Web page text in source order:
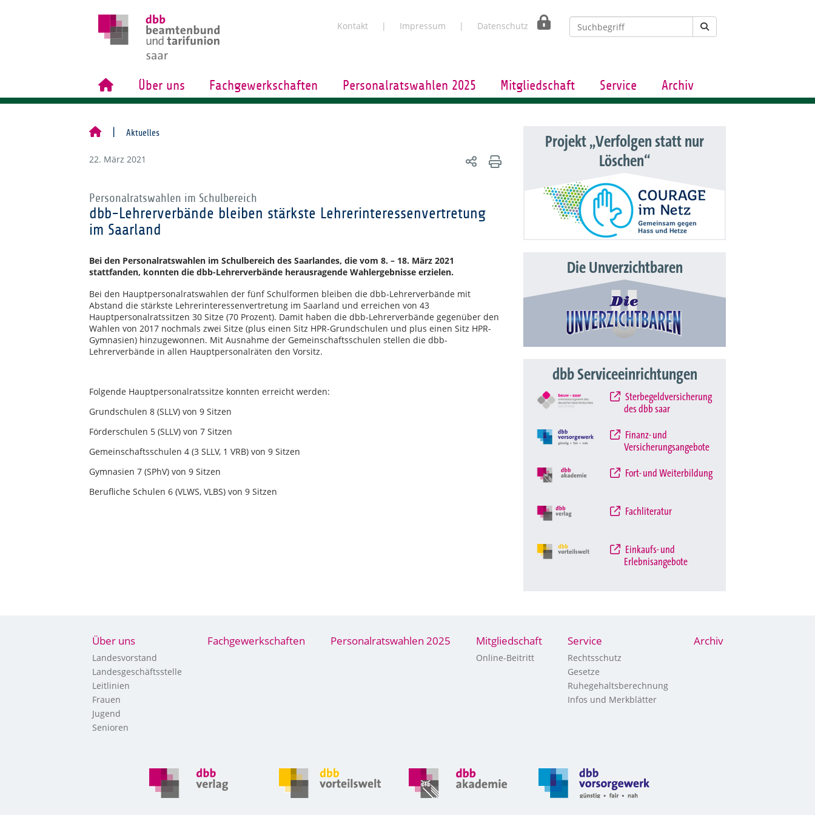
Kontakt Impressum Datenschutz
Über uns Fachgewerkschaften Personalratswahlen 2025 Mitgliedschaft Service Archiv
Aktuelles
22. März 2021
Personalratswahlen im Schulbereich
dbb-Lehrerverbände bleiben stärkste Lehrerinteressenvertretung
im Saarland
Bei den Personalratswahlen im Schulbereich des Saarlandes, die vom 8. – 18. März 2021
stattfanden, konnten die dbb-Lehrerverbände herausragende Wahlergebnisse erzielen.
Bei den Hauptpersonalratswahlen der fünf Schulformen bleiben die dbb-Lehrerverbände mit
Abstand die stärkste Lehrerinteressenvertretung im Saarland und erreichen von 43
Hauptpersonalratssitzen 30 Sitze (70 Prozent). Damit haben die dbb-Lehrerverbände gegenüber den
Wahlen von 2017 nochmals zwei Sitze (plus einen Sitz HPR-Grundschulen und plus einen Sitz HPR-
Gymnasien) hinzugewonnen. Mit Ausnahme der Gemeinschaftsschulen stellen die dbb-
Lehrerverbände in allen Hauptpersonalräten den Vorsitz.
Folgende Hauptpersonalratssitze konnten erreicht werden:
Grundschulen 8 (SLLV) von 9 Sitzen
Förderschulen 5 (SLLV) von 7 Sitzen
Gemeinschaftsschulen 4 (3 SLLV, 1 VRB) von 9 Sitzen
Gymnasien 7 (SPhV) von 9 Sitzen
Berufliche Schulen 6 (VLWS, VLBS) von 9 Sitzen
Projekt „Verfolgen statt nur
Löschen“
Die Unverzichtbaren
dbb Serviceeinrichtungen
Sterbegeldversicherung
des dbb saar
Finanz- und
Versicherungsangebote
Fort- und Weiterbildung
Fachliteratur
Einkaufs- und
Erlebnisangebote
Über uns
Landesvorstand
Landesgeschäftsstelle
Leitlinien
Frauen
Jugend
Senioren
Fachgewerkschaften Personalratswahlen 2025 Mitgliedschaft
Online-Beitritt
Service
Rechtsschutz
Gesetze
Ruhegehaltsberechnung
Infos und Merkblätter
Archiv